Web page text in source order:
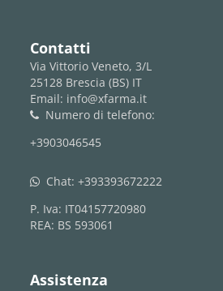
Contatti
Via Vittorio Veneto, 3/L
25128 Brescia (BS) IT
Email: info@xfarma.it
phone
Numero di telefono:
+3903046545
whatsapp Chat: +393393672222
P. Iva: IT04157720980
REA: BS 593061
Assistenza